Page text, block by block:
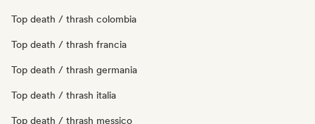
Top death / thrash colombia
Top death / thrash francia
Top death / thrash germania
Top death / thrash italia
Top death / thrash messico